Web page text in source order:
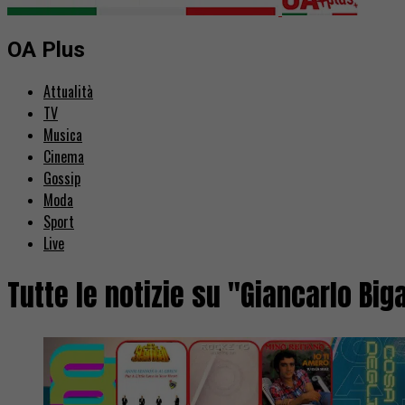
OA Plus
Attualità
TV
Musica
Cinema
Gossip
Moda
Sport
Live
Tutte le notizie su "Giancarlo